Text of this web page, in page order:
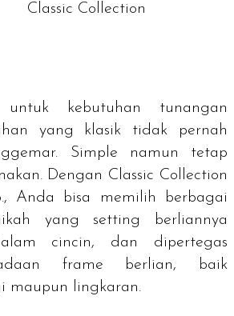
Classic Collection
kebutuhan tunangan
yang klasik tidak pernah
Simple namun tetap
Dengan Classic Collection
Anda bisa memilih berbagai
yang setting
berliannya
cincin, dan dipertegas
frame berlian, baik
maupun lingkaran.